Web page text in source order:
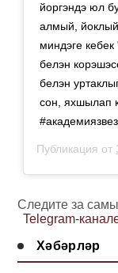
йоргэндэ юл
алмый,
миндэге
белэн
белэн
сон, яхшылап
Публикация от
Следите за
Telegram-
Хәбәрләр